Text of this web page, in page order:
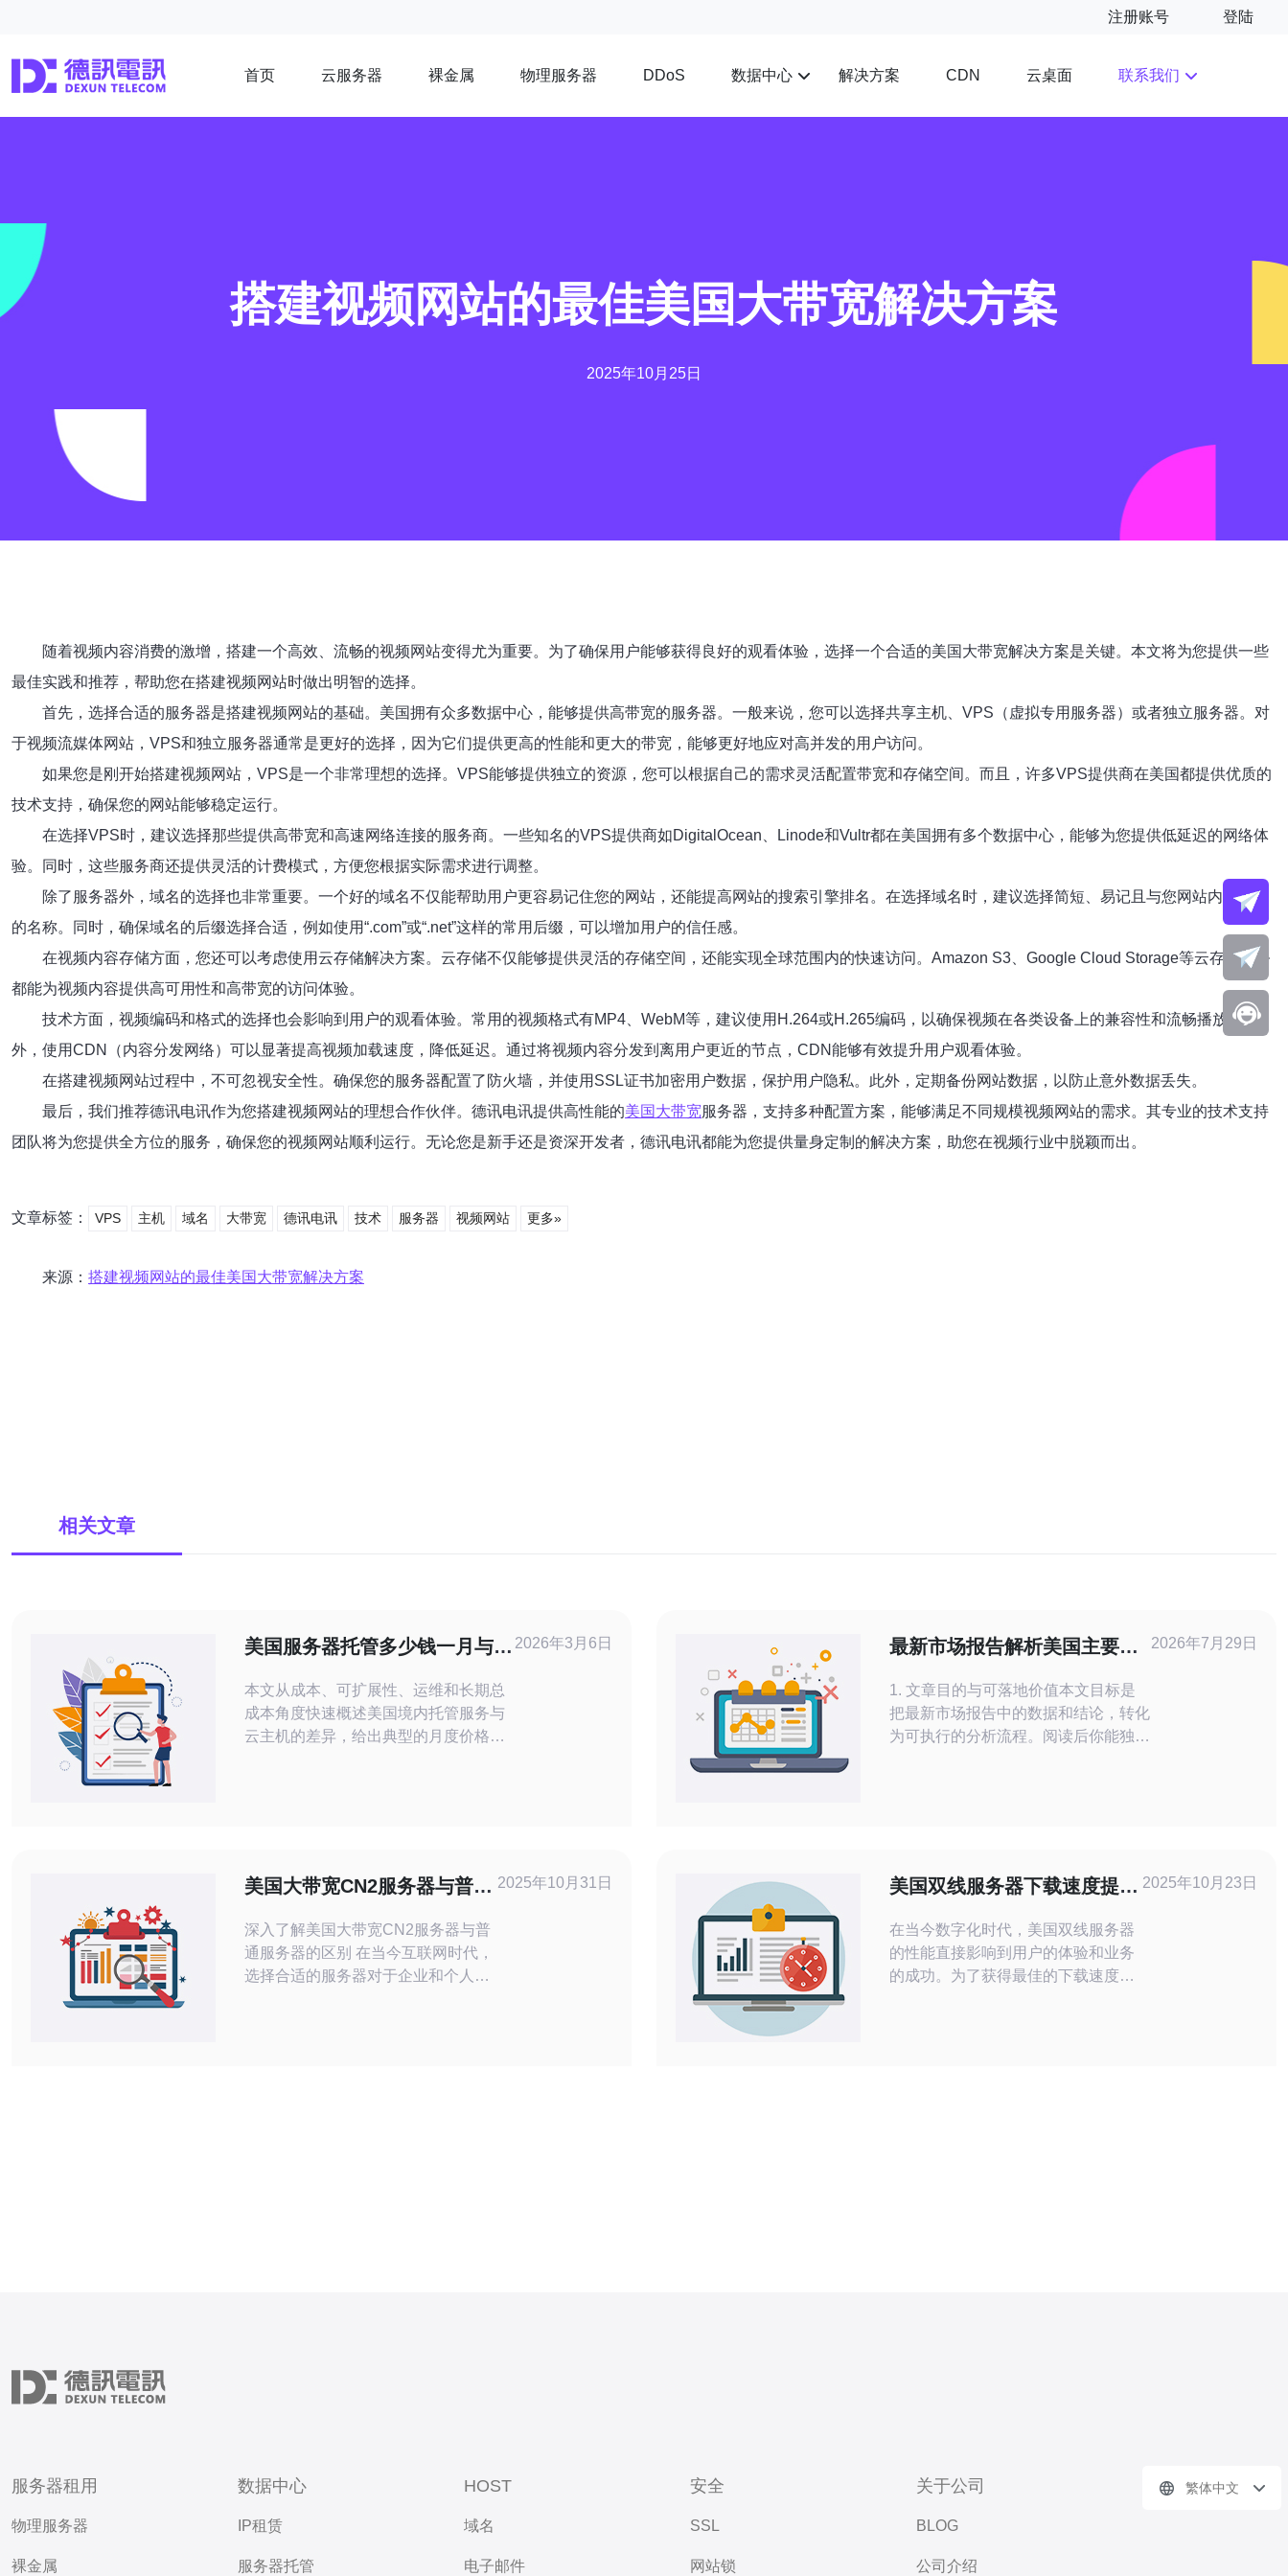
注册账号 登陆
首页 云服务器 裸金属 物理服务器 DDoS 数据中心 解决方案 CDN 云桌面 联系我们
搭建视频网站的最佳美国大带宽解决方案
2025年10月25日
随着视频内容消费的激增，搭建一个高效、流畅的视频网站变得尤为重要。为了确保用户能够获得良好的观看体验，选择一个合适的美国大带宽解决方案是关键。本文将为您提供一些
最佳实践和推荐，帮助您在搭建视频网站时做出明智的选择。
首先，选择合适的服务器是搭建视频网站的基础。美国拥有众多数据中心，能够提供高带宽的服务器。一般来说，您可以选择共享主机、VPS（虚拟专用服务器）或者独立服务器。对
于视频流媒体网站，VPS和独立服务器通常是更好的选择，因为它们提供更高的性能和更大的带宽，能够更好地应对高并发的用户访问。
如果您是刚开始搭建视频网站，VPS是一个非常理想的选择。VPS能够提供独立的资源，您可以根据自己的需求灵活配置带宽和存储空间。而且，许多VPS提供商在美国都提供优质的
技术支持，确保您的网站能够稳定运行。
在选择VPS时，建议选择那些提供高带宽和高速网络连接的服务商。一些知名的VPS提供商如DigitalOcean、Linode和Vultr都在美国拥有多个数据中心，能够为您提供低延迟的网络体
验。同时，这些服务商还提供灵活的计费模式，方便您根据实际需求进行调整。
除了服务器外，域名的选择也非常重要。一个好的域名不仅能帮助用户更容易记住您的网站，还能提高网站的搜索引擎排名。在选择域名时，建议选择简短、易记且与您网站内容相关
的名称。同时，确保域名的后缀选择合适，例如使用“.com”或“.net”这样的常用后缀，可以增加用户的信任感。
在视频内容存储方面，您还可以考虑使用云存储解决方案。云存储不仅能够提供灵活的存储空间，还能实现全球范围内的快速访问。Amazon S3、Google Cloud Storage等云存储服务
都能为视频内容提供高可用性和高带宽的访问体验。
技术方面，视频编码和格式的选择也会影响到用户的观看体验。常用的视频格式有MP4、WebM等，建议使用H.264或H.265编码，以确保视频在各类设备上的兼容性和流畅播放。此
外，使用CDN（内容分发网络）可以显著提高视频加载速度，降低延迟。通过将视频内容分发到离用户更近的节点，CDN能够有效提升用户观看体验。
在搭建视频网站过程中，不可忽视安全性。确保您的服务器配置了防火墙，并使用SSL证书加密用户数据，保护用户隐私。此外，定期备份网站数据，以防止意外数据丢失。
最后，我们推荐德讯电讯作为您搭建视频网站的理想合作伙伴。德讯电讯提供高性能的美国大带宽服务器，支持多种配置方案，能够满足不同规模视频网站的需求。其专业的技术支持
团队将为您提供全方位的服务，确保您的视频网站顺利运行。无论您是新手还是资深开发者，德讯电讯都能为您提供量身定制的解决方案，助您在视频行业中脱颖而出。
文章标签： VPS 主机 域名 大带宽 德讯电讯 技术 服务器 视频网站 更多»
来源： 搭建视频网站的最佳美国大带宽解决方案
相关文章
美国服务器托管多少钱一月与云
本文从成本、可扩展性、运维和长期总
成本角度快速概述美国境内托管服务与
云主机的差异，给出典型的月度价格区
较大：基础单台独服未管理型约在每月
$50–$150；托管型或高性能带
2026年3月6日
最新市场报告解析美国主要生
1. 文章目的与可落地价值本文目标是
把最新市场报告中的数据和结论，转化
为可执行的分析流程。阅读后你能独立
告中标注时间范围、厂商名称、出货
量、地域、服务器类型
2026年7月29日
美国大带宽CN2服务器与普通
深入了解美国大带宽CN2服务器与普
通服务器的区别 在当今互联网时代，
选择合适的服务器对于企业和个人用
2025年10月31日
美国双线服务器下载速度提升
在当今数字化时代，美国双线服务器
的性能直接影响到用户的体验和业务
的成功。为了获得最佳的下载速度，
2025年10月23日
服务器租用
物理服务器
裸金属
数据中心
IP租赁
服务器托管
HOST
域名
电子邮件
安全
SSL
网站锁
关于公司
BLOG
公司介绍
繁体中文